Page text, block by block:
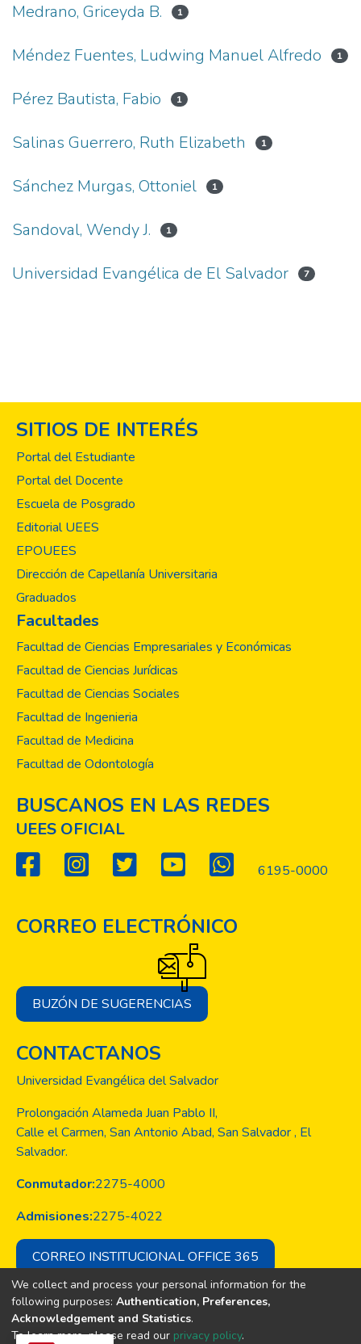
Medrano, Griceyda B. 1
Méndez Fuentes, Ludwing Manuel Alfredo 1
Pérez Bautista, Fabio 1
Salinas Guerrero, Ruth Elizabeth 1
Sánchez Murgas, Ottoniel 1
Sandoval, Wendy J. 1
Universidad Evangélica de El Salvador 7
SITIOS DE INTERÉS
Portal del Estudiante
Portal del Docente
Escuela de Posgrado
Editorial UEES
EPOUEES
Dirección de Capellanía Universitaria
Graduados
Facultades
Facultad de Ciencias Empresariales y Económicas
Facultad de Ciencias Jurídicas
Facultad de Ciencias Sociales
Facultad de Ingenieria
Facultad de Medicina
Facultad de Odontología
BUSCANOS EN LAS REDES
UEES OFICIAL
6195-0000
CORREO ELECTRÓNICO
BUZÓN DE SUGERENCIAS
CONTACTANOS
Universidad Evangélica del Salvador
Prolongación Alameda Juan Pablo II,
Calle el Carmen, San Antonio Abad, San Salvador , El
Salvador.
Conmutador:2275-4000
Admisiones:2275-4022
CORREO INSTITUCIONAL OFFICE 365
Copyright © Todos los derechos son
We collect and process your personal information for the
following purposes: Authentication, Preferences,
Acknowledgement and Statistics.
To learn more, please read our privacy policy.